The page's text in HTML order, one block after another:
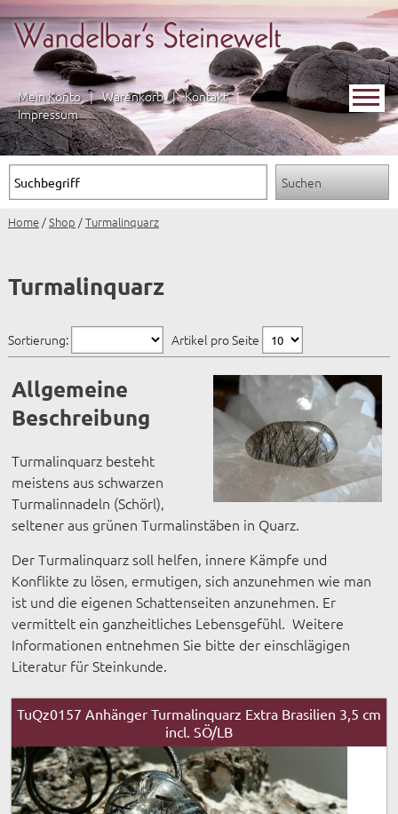
Mein Konto | Warenkorb | Kontakt |
Impressum
Home/Shop /Turmalinquarz
Turmalinquarz
Sortierung: Artikel pro Seite
Allgemeine
Beschreibung
Turmalinquarz besteht
meistens aus schwarzen
Turmalinnadeln (Schörl),
seltener aus grünen Turmalinstäben in Quarz.
Der Turmalinquarz soll helfen, innere Kämpfe und
Konflikte zu lösen, ermutigen, sich anzunehmen wie man
ist und die eigenen Schattenseiten anzunehmen. Er
vermittelt ein ganzheitliches Lebensgefühl. Weitere
Informationen entnehmen Sie bitte der einschlägigen
Literatur für Steinkunde.
TuQz0157 Anhänger Turmalinquarz Extra Brasilien 3,5 cm
incl. SÖ/LB